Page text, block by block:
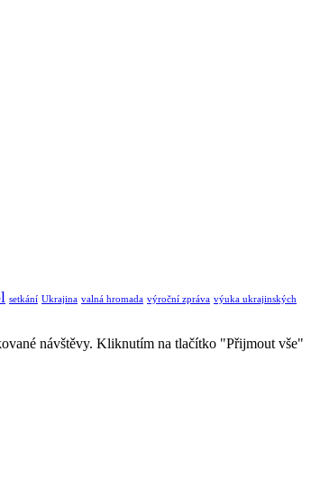
setkání Ukrajina valná hromada výroční zpráva výuka ukrajinských
návštěvy. Kliknutím na tlačítko "Přijmout vše"